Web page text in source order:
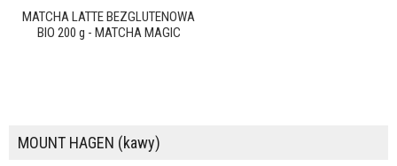
MATCHA LATTE BEZGLUTENOWA
BIO 200 g - MATCHA MAGIC
MOUNT HAGEN (kawy)